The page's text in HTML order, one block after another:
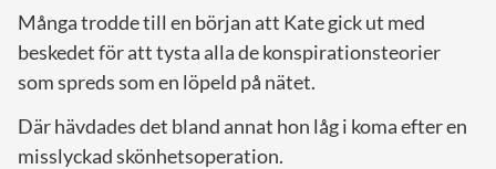
Många trodde till en början att Kate gick ut med
beskedet för att tysta alla de konspirationsteorier
som spreds som en löpeld på nätet.
Där hävdades det bland annat hon låg i koma efter en
misslyckad skönhetsoperation.